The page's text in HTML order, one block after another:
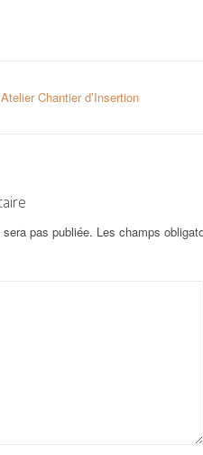
Chantier d’Insertion
pas publiée. Les champs